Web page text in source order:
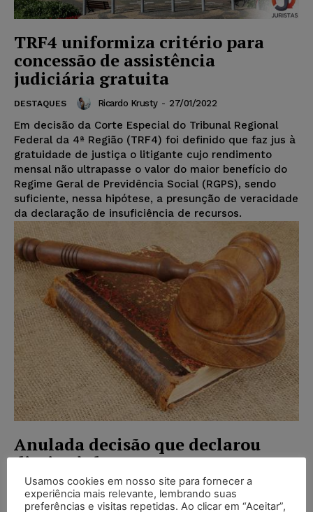
TRF4 uniformiza critério para
concessão de assistência
judiciária gratuita
DESTAQUES Ricardo Krusty - 27/01/2022
Em decisão da Corte Especial do Tribunal Regional
Federal da 4ª Região (TRF4) foi definido que faz jus à
gratuidade de justiça o litigante cujo rendimento
mensal não ultrapasse o valor do maior benefício do
Regime Geral de Previdência Social (RGPS), sendo
suficiente, nessa hipótese, a presunção de veracidade
da declaração de insuficiência de recursos.
Anulada decisão que declarou
direito à desaposentação a um
beneficiário do INSS
NOTÍCIAS Wilson Roberto - 01/03/2017
Usamos cookies em nosso site para fornecer a
experiência mais relevante, lembrando suas
preferências e visitas repetidas. Ao clicar em “Aceitar”,